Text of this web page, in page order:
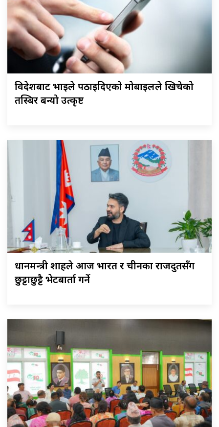
विदेशबाट भाइले पठाइदिएको मोबाइलले खिचेको
तस्बिर बन्यो उत्कृष्ट
प्रधानमन्त्री शाहले आज भारत र चीनका राजदुतसँग
छुट्टाछुट्टै भेटबार्ता गर्ने